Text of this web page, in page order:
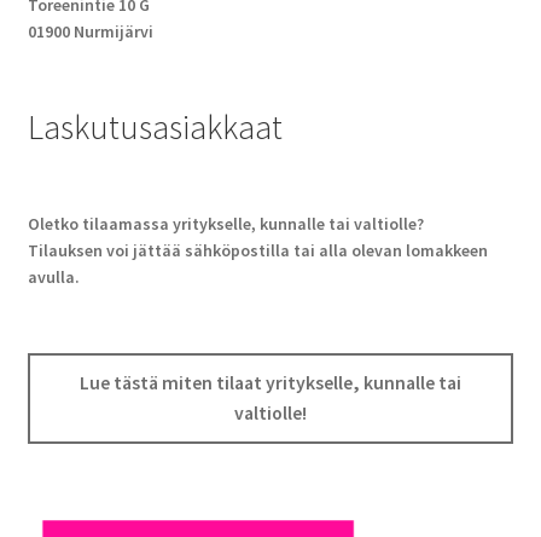
Toreenintie 10 G
01900 Nurmijärvi
Laskutusasiakkaat
Oletko tilaamassa yritykselle, kunnalle tai valtiolle?
Tilauksen voi jättää sähköpostilla tai alla olevan lomakkeen
avulla.
Lue tästä miten tilaat yritykselle, kunnalle tai
valtiolle!